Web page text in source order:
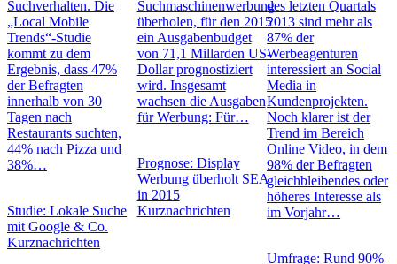
Suchverhalten. Die
„Local Mobile
Trends“-Studie
kommt zu dem
Ergebnis, dass 47%
der Befragten
innerhalb von 30
Tagen nach
Restaurants suchten,
44% nach Pizza und
38%…
Studie: Lokale Suche
mit Google & Co.
Kurznachrichten
Suchmaschinenwerbung
überholen, für den 2015
ein Ausgabenbudget
von 71,1 Millarden US-
Dollar prognostiziert
wird. Insgesamt
wachsen die Ausgaben
für Werbung: Für…
Prognose: Display
Werbung überholt SEA
in 2015
Kurznachrichten
des letzten Quartals
2013 sind mehr als
87% der
Werbeagenturen
interessiert an Social
Media in
Kundenprojekten.
Noch klarer ist der
Trend im Bereich
Online Video, in dem
98% der Befragten
gleichbleibendes oder
höheres Interesse als
im Vorjahr…
Umfrage: Rund 90%